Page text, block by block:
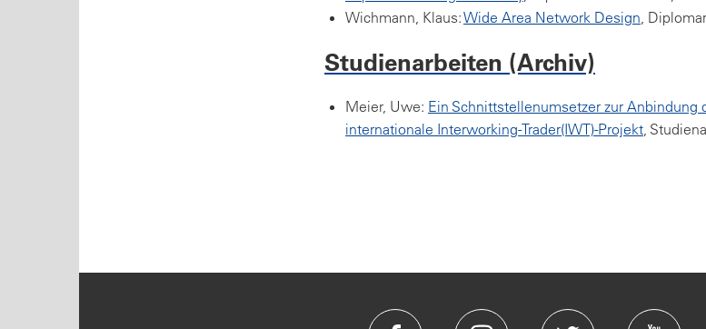
Wichmann, Klaus:Wide Area Network Design,
Studienarbeiten (Archiv)
Meier, Uwe: Ein Schnittstellenumsetzer zur Anbindung
internationale Interworking-Trader(IWT)-Projekt,